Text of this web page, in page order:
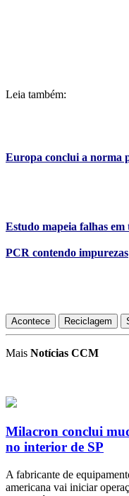
Leia também:
Europa conclui a norma
Estudo mapeia falhas em
PCR contendo impurezas
Acontece Reciclagem
Mais Notícias CCM
Milacron conclui
no interior de SP
A fabricante de
americana vai iniciar